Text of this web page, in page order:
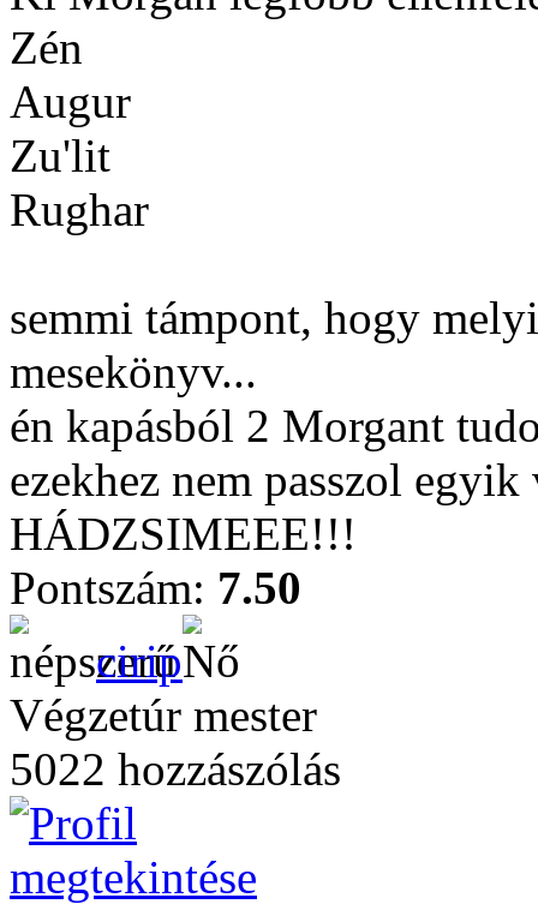
Zén
Augur
Zu'lit
Rughar
semmi támpont, hogy
mesekönyv...
én kapásból 2 Morgant
ezekhez nem passzol egyik
HÁDZSIMEEE!!!
Pontszám: 7.50
cirip
Végzetúr mester
5022 hozzászólás